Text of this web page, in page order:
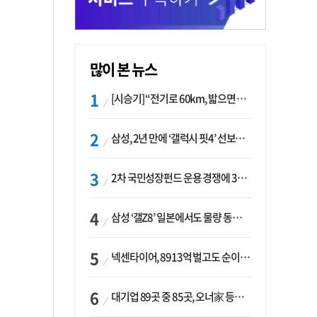
많이 본 뉴스
[시승기] “전기로 60km, 밟으면 462마력”…볼보 XC60 T8의 두 얼굴
삼성, 2년 만에 ‘갤럭시 핏4’ 선보이나…웨어러블 생태계 확장 ‘시동’
2차 국민성장펀드 운용 경쟁에 33개사 몰렸다…신한·하나 등 새 얼굴 대거 합류
삼성 ‘갤Z8’ 일본에서도 물량 동났다…애플 참전 앞두고 선두 수성 ‘시험대’
넥센타이어, 8913억 벌고도 순이익 2억…유럽 세부담에 이익 증발
대기업 89곳 중 85곳, 오너家 등기임원 겸직…BS 46곳·SM 45곳 ‘족벌경영’ 고착화